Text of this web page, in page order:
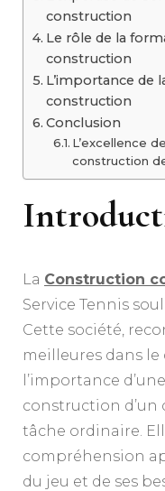
construction
Le rôle de la
construction
L’importance de
construction
Conclusion
L’excellence
construction
La Construction
Service Tennis
Cette société,
meilleures dans
l’importance
construction d’un
tâche ordinaire.
compréhension
du jeu et de ses